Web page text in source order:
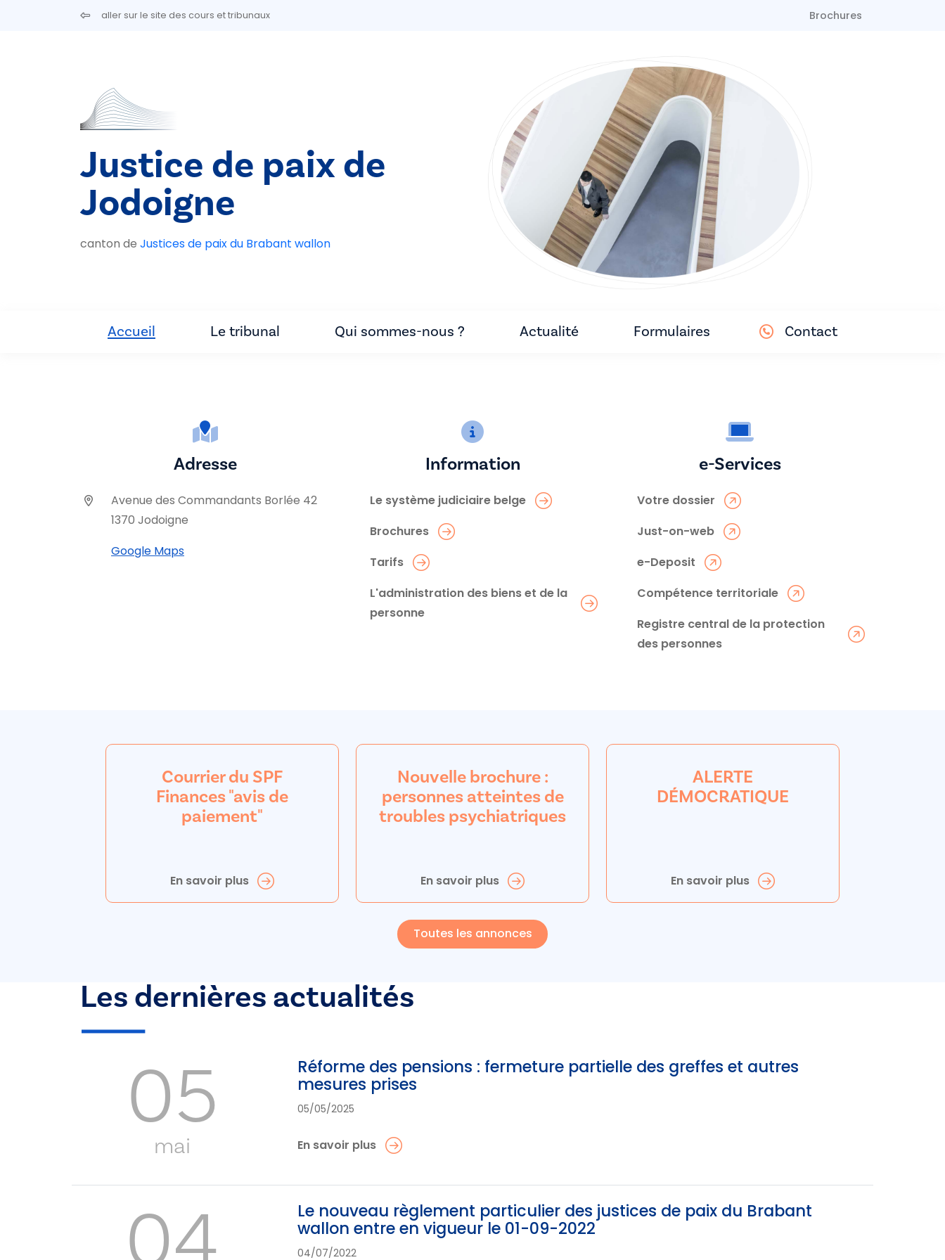
Aller au contenu principalaller sur le site des cours et tribunaux Brochures
Justice de paix de
Jodoigne
canton de Justices de paix du Brabant wallon
Accueil Le tribunal Qui sommes-nous ? Actualité Formulaires Contact
Adresse
Avenue des Commandants Borlée 42
1370 Jodoigne
Google Maps
Information
Le système judiciaire belge
Brochures
Tarifs
L'administration des biens et de la
personne
e-Services
Votre dossier
Just-on-web
e-Deposit
Compétence territoriale
Registre central de la protection
des personnes
Courrier du SPF
Finances "avis de
paiement"
En savoir plus
Nouvelle brochure :
personnes atteintes de
troubles psychiatriques
En savoir plus
ALERTE
DÉMOCRATIQUE
En savoir plus
Toutes les annonces
Les dernières actualités
05
mai
Réforme des pensions : fermeture partielle des greffes et autres
mesures prises
05/05/2025
En savoir plus
Le nouveau règlement particulier des justices de paix du Brabant
wallon entre en vigueur le 01-09-2022
04/07/2022